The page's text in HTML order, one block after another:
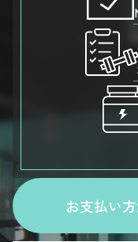
お支払い